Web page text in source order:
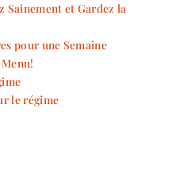
Sainement et Gardez la
pour une Semaine
le régime